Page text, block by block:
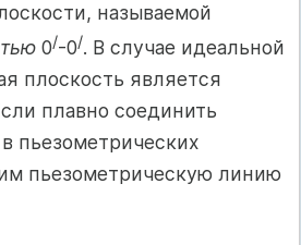
называемой
0/-0/. В случае идеальной
плоскость является
плавно соединить
пьезометрических
пьезометрическую линию